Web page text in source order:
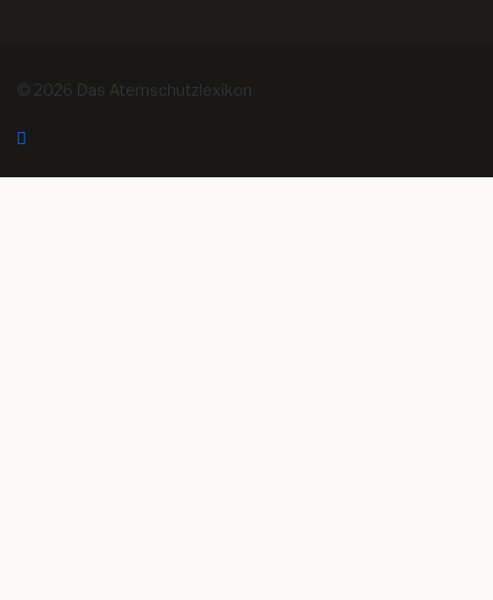
© 2026 Das Atemschutzlexikon